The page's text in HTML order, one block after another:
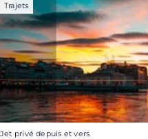
Trajets
Jet privé depuis et vers